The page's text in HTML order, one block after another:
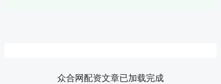
众合网配资文章已加载完成